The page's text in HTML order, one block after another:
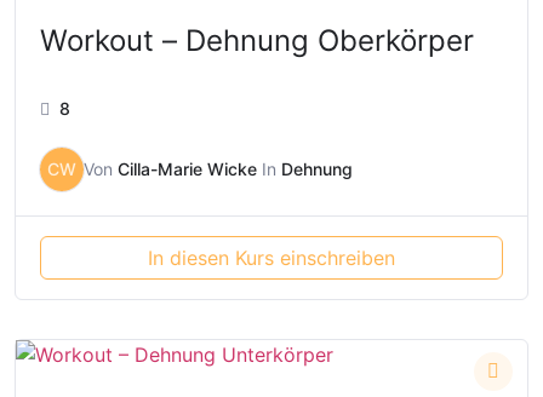
Workout – Dehnung Oberkörper
8
CW Von Cilla-Marie Wicke In Dehnung
In diesen Kurs einschreiben